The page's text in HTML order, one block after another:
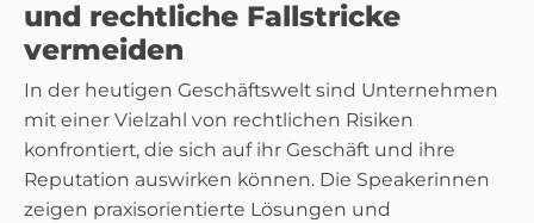
und rechtliche Fallstricke
vermeiden
In der heutigen Geschäftswelt sind Unternehmen
mit einer Vielzahl von rechtlichen Risiken
konfrontiert, die sich auf ihr Geschäft und ihre
Reputation auswirken können. Die Speakerinnen
zeigen praxisorientierte Lösungen und